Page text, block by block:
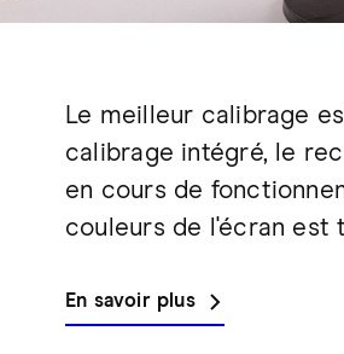
Le meilleur calibrage
calibrage intégré, le
en cours de
couleurs de l'écran est
En savoir plus